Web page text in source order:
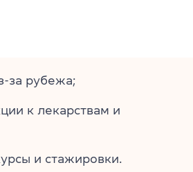
за рубежа;
к лекарствам и
и стажировки.